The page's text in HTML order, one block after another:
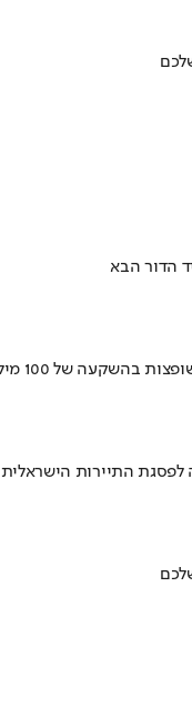
הדור הבא
התיירות הישראלית